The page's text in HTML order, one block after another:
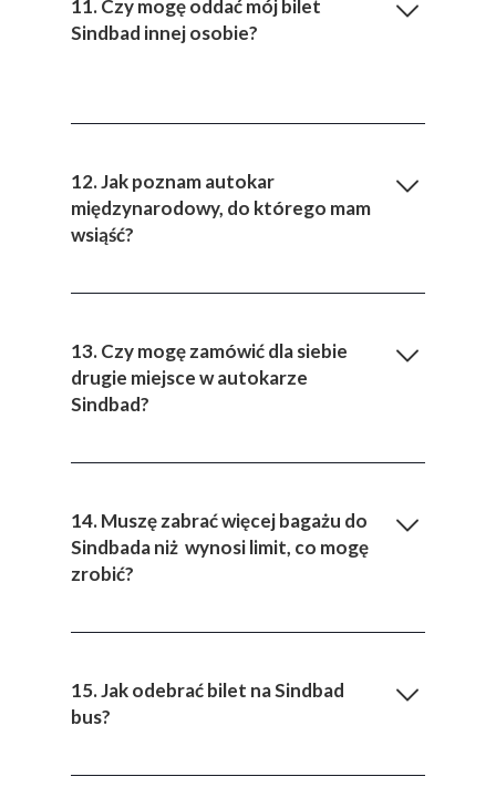
15. Jak odebrać bilet na Sindbad
bus?
14. Muszę zabrać więcej bagażu do
Sindbada niż wynosi limit, co mogę
zrobić?
13. Czy mogę zamówić dla siebie
drugie miejsce w autokarze
Sindbad?
12. Jak poznam autokar
międzynarodowy, do którego mam
wsiąść?
11. Czy mogę oddać mój bilet
Sindbad innej osobie?